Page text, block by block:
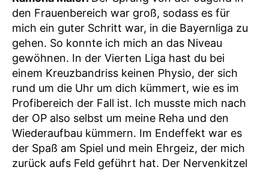
den Frauenbereich war groß, sodass es für
mich ein guter Schritt war, in die Bayernliga zu
gehen. So konnte ich mich an das Niveau
gewöhnen. In der Vierten Liga hast du bei
einem Kreuzbandriss keinen Physio, der sich
rund um die Uhr um dich kümmert, wie es im
Profibereich der Fall ist. Ich musste mich nach
der OP also selbst um meine Reha und den
Wiederaufbau kümmern. Im Endeffekt war es
der Spaß am Spiel und mein Ehrgeiz, der mich
zurück aufs Feld geführt hat. Der Nervenkitzel